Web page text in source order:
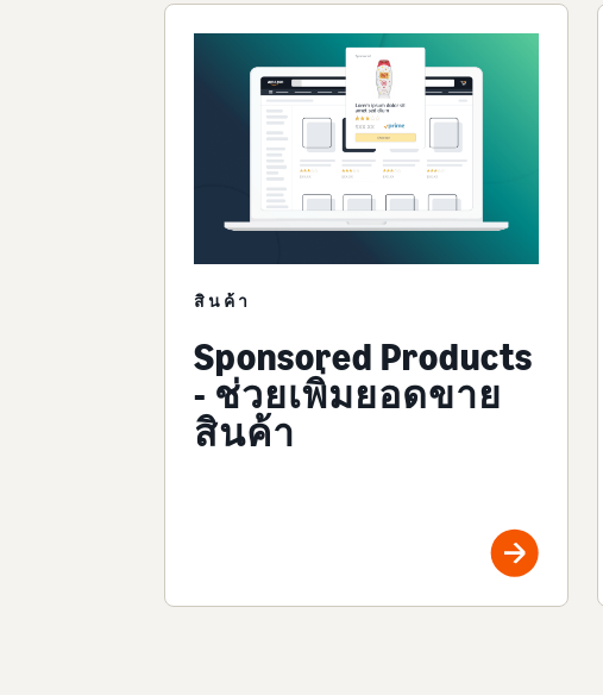
สินค้า
Sponsored Products
- ช่วยเพิ่มยอดขาย
สินค้า